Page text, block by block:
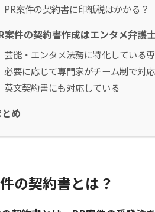
PR案件の契約書に印紙税はかかる？
案件の契約書作成はエンタメ弁護
芸能・エンタメ法務に特化している
必要に応じて専門家がチーム制で対
英文契約書にも対応している
とめ
の契約書とは？